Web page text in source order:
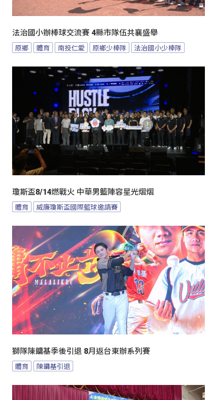
法治國小辦棒球交流賽 4縣市隊伍共襄盛舉
原鄉 體育 南投仁愛 原鄉少棒隊 法治國小少棒隊
瓊斯盃8/14燃戰火 中華男籃陣容星光熠熠
體育 威廉瓊斯盃國際籃球邀請賽
獅隊陳鏞基季後引退 8月返台東辦系列賽
體育 陳鏞基引退